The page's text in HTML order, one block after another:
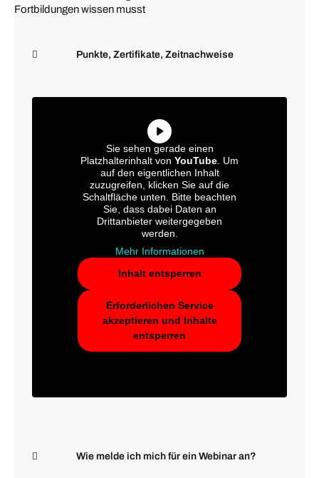
Fortbildungen wissen musst
Punkte, Zertifikate, Zeitnachweise
Sie sehen gerade einen
Platzhalterinhalt von YouTube . Um
auf den eigentlichen Inhalt
zuzugreifen, klicken Sie auf die
Schaltfläche unten. Bitte beachten
Sie, dass dabei Daten an
Drittanbieter weitergegeben
werden.
Mehr Informationen
Inhalt entsperren
Erforderlichen Service
akzeptieren und Inhalte
entsperren
Wie melde ich mich für ein Webinar an?